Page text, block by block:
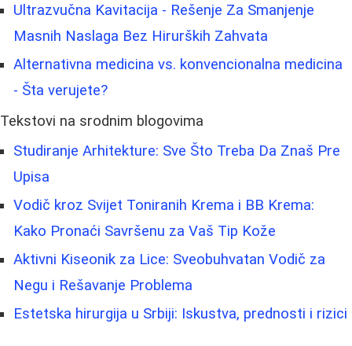
Ultrazvučna Kavitacija - Rešenje Za Smanjenje
Masnih Naslaga Bez Hirurških Zahvata
Alternativna medicina vs. konvencionalna medicina
- Šta verujete?
Tekstovi na srodnim blogovima
Studiranje Arhitekture: Sve Što Treba Da Znaš Pre
Upisa
Vodič kroz Svijet Toniranih Krema i BB Krema:
Kako Pronaći Savršenu za Vaš Tip Kože
Aktivni Kiseonik za Lice: Sveobuhvatan Vodič za
Negu i Rešavanje Problema
Estetska hirurgija u Srbiji: Iskustva, prednosti i rizici